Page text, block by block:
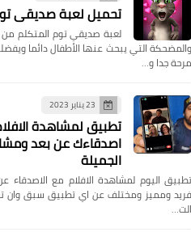
تحميل لعبة صديقي
لعبة صديقي توم المتكلم من
والمضحكة التي يبحث عنها الأطفال دائما
مرحة جدا و…
23 يناير 2023
تطبيق لمشاهدة
اصدقاءك عن بعد
الجميلة
تطبيق اليوم لمشاهدة الافلام مع
فريد ومميز ومختلف عن اي تطبيق سبق وان
الت…